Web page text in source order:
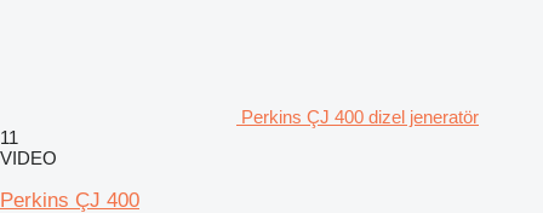
Perkins ÇJ 400 dizel jeneratör
11
VIDEO
Perkins ÇJ 400